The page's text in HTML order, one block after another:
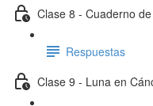
Clase 8 - Cuaderno
Respuestas
Clase 9 - Luna en